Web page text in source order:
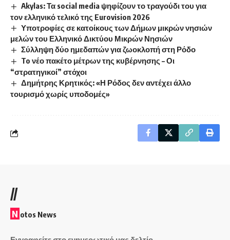
Akylas: Τα social media ψηφίζουν το τραγούδι του για
τον ελληνικό τελικό της Eurovision 2026
Υποτροφίες σε κατοίκους των Δήμων μικρών νησιών
μελών του Ελληνικό Δικτύου Μικρών Νησιών
Σύλληψη δύο ημεδαπών για ζωοκλοπή στη Ρόδο
To νέο πακέτο μέτρων της κυβέρνησης – Οι
“στρατηγικοί” στόχοι
Δημήτρης Κρητικός: «Η Ρόδος δεν αντέχει άλλο
τουρισμό χωρίς υποδομές»
//
N otos News